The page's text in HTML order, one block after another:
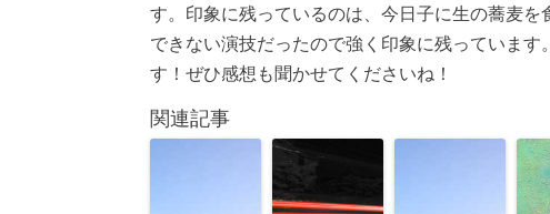
す。印象に残っているのは、今日子に生の蕎麦
できない演技だったので強く印象に残っていま
す！ぜひ感想も聞かせてくださいね！
関連記事